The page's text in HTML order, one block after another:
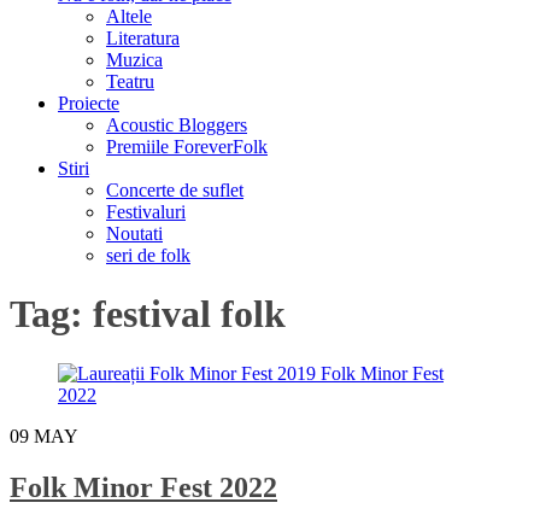
Altele
Literatura
Muzica
Teatru
Proiecte
Acoustic Bloggers
Premiile ForeverFolk
Stiri
Concerte de suflet
Festivaluri
Noutati
seri de folk
Tag: festival folk
09 MAY
Folk Minor Fest 2022